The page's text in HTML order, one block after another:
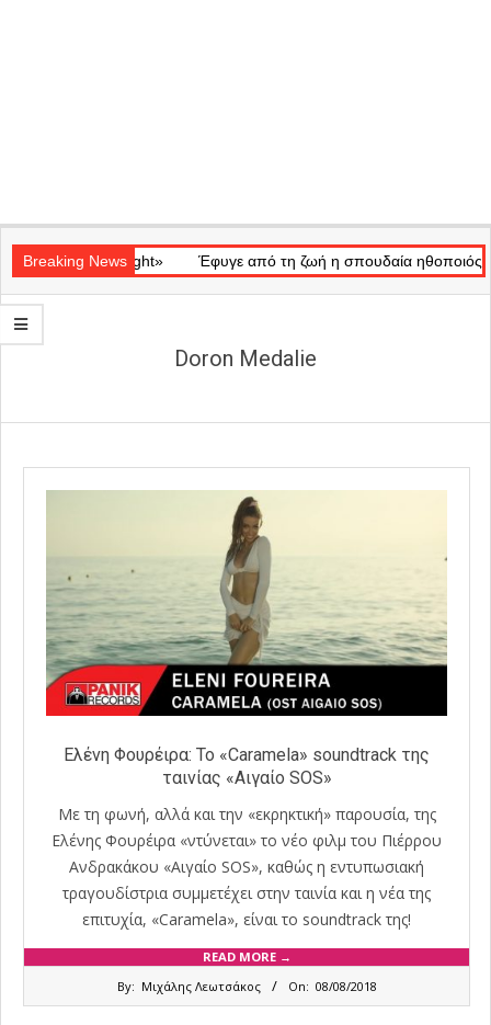
Navigation
Menu
Breaking News
«Ray of Light» Έφυγε από τη ζωή η σπουδαία ηθοποιός Μάρω
Doron Medalie
Ελένη Φουρέιρα: Το «Caramela» soundtrack της
ταινίας «Αιγαίο SOS»
Με τη φωνή, αλλά και την «εκρηκτική» παρουσία, της
Ελένης Φουρέιρα «ντύνεται» το νέο φιλμ του Πιέρρου
Ανδρακάκου «Αιγαίο SOS», καθώς η εντυπωσιακή
τραγουδίστρια συμμετέχει στην ταινία και η νέα της
επιτυχία, «Caramela», είναι το soundtrack της!
READ MORE →
By: Μιχάλης Λεωτσάκος On: 08/08/2018